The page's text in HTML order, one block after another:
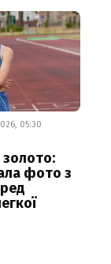
05:30
фото з